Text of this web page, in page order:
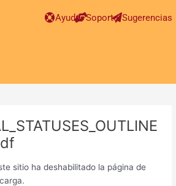
Ayuda Soporte Sugerencias
sitio ha deshabilitado la página de